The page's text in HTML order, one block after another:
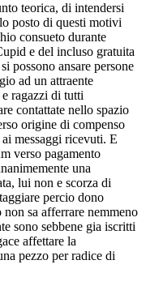
teorica, di intendersi
posto di questi motivi
consueto durante
e del incluso gratuita
possono ansare persone
ad un attraente
ragazzi di tutti
contattate nello spazio
origine di compenso
messaggi ricevuti. E
verso pagamento
una
lui non e scorza di
percio dono
sa afferrare nemmeno
sono sebbene gia iscritti
affettare la
pezzo per radice di